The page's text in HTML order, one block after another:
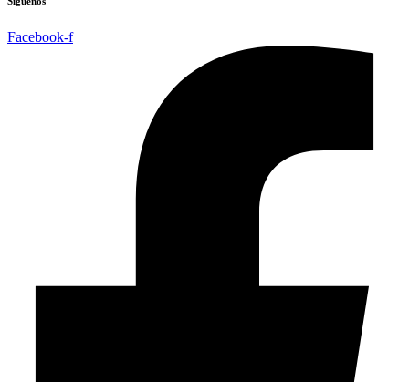
Facebook-f